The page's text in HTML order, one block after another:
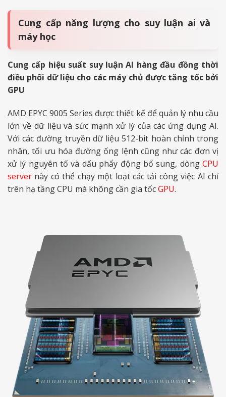
Cung cấp năng lượng cho suy luận ai và
máy học
Cung cấp hiệu suất suy luận AI hàng đầu đồng thời
điều phối dữ liệu cho các máy chủ được tăng tốc bởi
GPU
AMD EPYC 9005 Series được thiết kế để quản lý nhu cầu
lớn về dữ liệu và sức mạnh xử lý của các ứng dụng AI.
Với các đường truyền dữ liệu 512-bit hoàn chỉnh trong
nhân, tối ưu hóa đường ống lệnh cũng như các đơn vị
xử lý nguyên tố và dấu phẩy động bổ sung, dòng CPU
server này có thể chạy một loạt các tải công việc AI chỉ
trên hạ tầng CPU mà không cần gia tốcGPU.